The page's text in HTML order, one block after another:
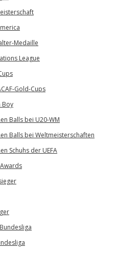
Medaille
League
Gold-Cups
Boy
Balls bei U20-WM
Balls bei Weltmeisterschaften
Schuhs der UEFA